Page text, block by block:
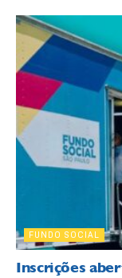
FUNDO SOCIAL
Inscrições